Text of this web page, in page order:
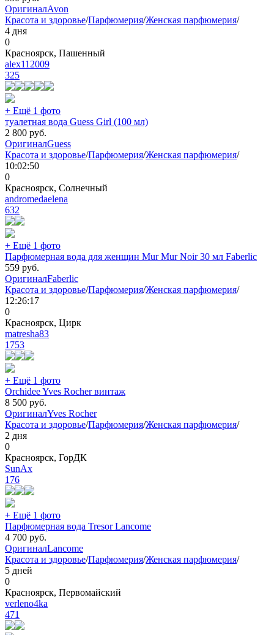
ОригиналAvon
Красота и здоровье/Парфюмерия/Женская парфюмерия/
4 дня
0
Красноярск, Пашенный
alex112009
325
+ Ещё 1 фото
туалетная вода Guess Girl (100 мл)
2 800 руб.
ОригиналGuess
Красота и здоровье/Парфюмерия/Женская парфюмерия/
10:02:50
0
Красноярск, Солнечный
andromedaelena
632
+ Ещё 1 фото
Парфюмерная вода для женщин Mur Mur Noir 30 мл Faberlic
559 руб.
ОригиналFaberlic
Красота и здоровье/Парфюмерия/Женская парфюмерия/
12:26:17
0
Красноярск, Цирк
matresha83
1753
+ Ещё 1 фото
Orchidee Yves Rocher винтаж
8 500 руб.
ОригиналYves Rocher
Красота и здоровье/Парфюмерия/Женская парфюмерия/
2 дня
0
Красноярск, ГорДК
SunAx
176
+ Ещё 1 фото
Парфюмерная вода Tresor Lancome
4 700 руб.
ОригиналLancome
Красота и здоровье/Парфюмерия/Женская парфюмерия/
5 дней
0
Красноярск, Первомайский
verleno4ka
471